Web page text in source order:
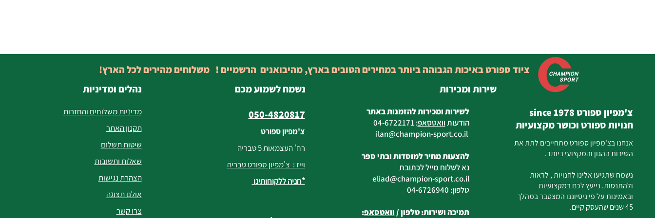
נהלים ומדיניות
מדיניות משלוחים והחזרות
תקנון האתר
שיטות תשלום
שאלות ותשובות
הצהרת נגישות
אולם תצוגה
צרו קשר
נשמח לשמוע מכם
050-4820817
צ'מפיון ספורט
רח' העצמאות 5 טבריה
וייז : צ'מפיון ספורט טבריה
*חניה ללקוחותינו
לשירות ומכירות להזמנות באתר
הודעותוואטסאפ:
04-6722171
ilan
@champion-sport.co.il
להצעות מחיר למוסדות ובתי ספר
נא לשלוח מייל לכתובת
eliad@champion-sport.co.il
טלפון: 04-6726940
תמיכה ושירות: טלפון /וואטסאפ:
צ'מפיון ספורט since 1978
חנויות ספורט וכושר מקצועיות
אנחנו בצ'מפיון ספורט מתחייבים לתת את
השירות ההגון והמקצועי ביותר.
נשמח שתגיעו אלינו לחנויות , לראות
ולהתנסות. נייעץ לכם במקצועיות
ובאמינות על פי ניסיוננו המצטבר במהלך
45 שנים שהעסק קיים.
שירות ומכירות
ציוד ספורט באיכות הגבוהה ביותר במחירים הטובים בארץ, מהיבואנים הרשמיים ! משלוחים מהירים לכל הארץ!